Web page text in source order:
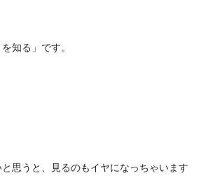
知る」です。
思うと、見るのもイヤになっちゃいます